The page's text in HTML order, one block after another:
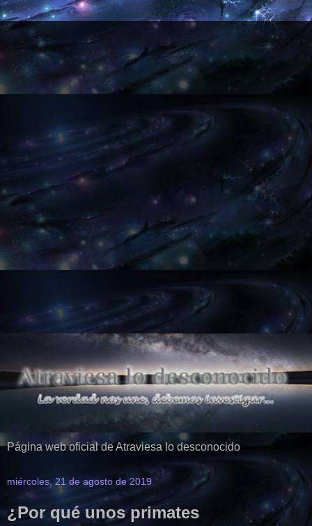
Página web oficial de Atraviesa lo desconocido
miércoles, 21 de agosto de 2019
¿Por qué unos primates